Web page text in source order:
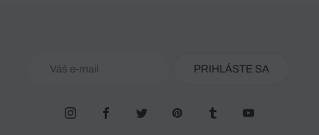
PRIHLÁSTE SA